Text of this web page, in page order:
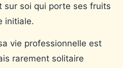
sur soi qui porte ses fruits
initiale.
vie professionnelle est
rarement solitaire